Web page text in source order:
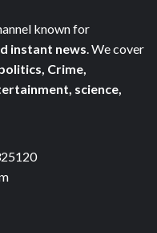
known for
instant news. We cover
Crime,
science,